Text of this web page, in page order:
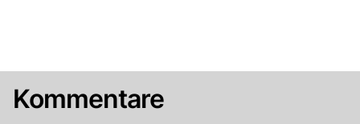
Kommentare